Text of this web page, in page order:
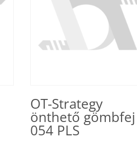
OT-Strategy
önthető gömbfej
054 PLS